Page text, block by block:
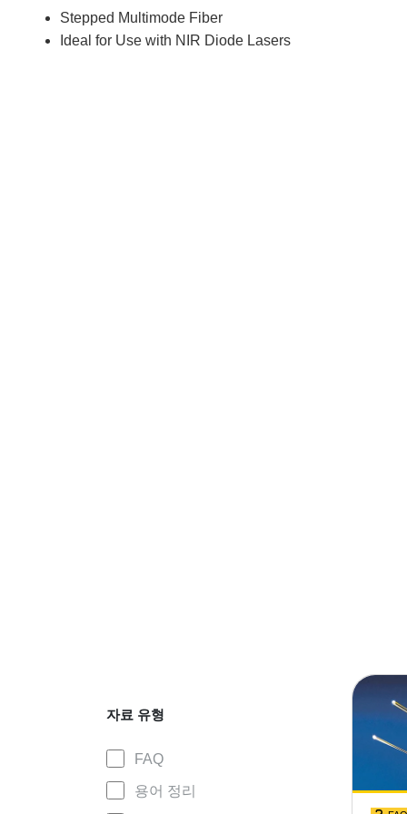
Stepped Multimode Fiber
Ideal for Use with NIR Diode Lasers
자료 유형
FAQ
용어 정리